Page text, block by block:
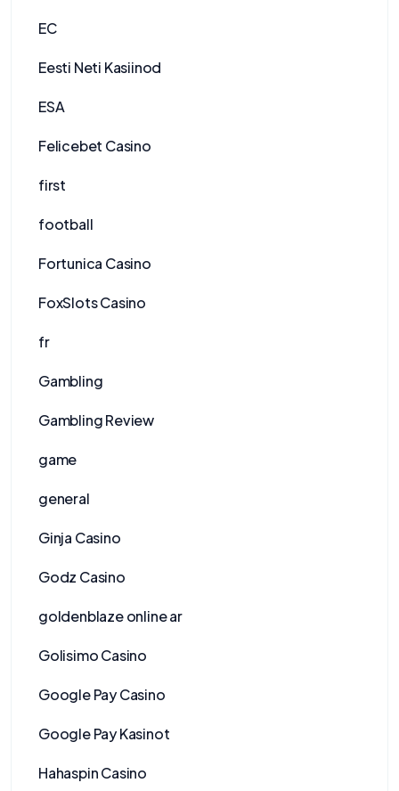
EC
Eesti Neti Kasiinod
ESA
Felicebet Casino
first
football
Fortunica Casino
FoxSlots Casino
fr
Gambling
Gambling Review
game
general
Ginja Casino
Godz Casino
goldenblaze online ar
Golisimo Casino
Google Pay Casino
Google Pay Kasinot
Hahaspin Casino